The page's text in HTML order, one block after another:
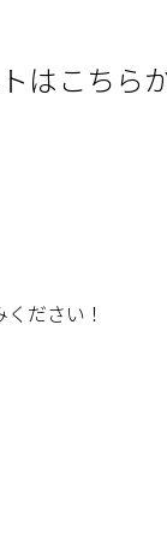
こちらか
ださい！